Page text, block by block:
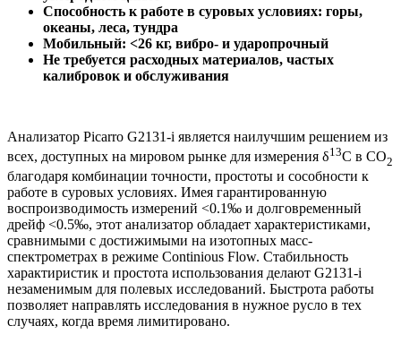
Способность к работе в суровых условиях: горы,
океаны, леса, тундра
Мобильный: <26 кг, вибро- и ударопрочный
Не требуется расходных материалов, частых
калибровок и обслуживания
Анализатор Picarro G2131-i является наилучшим решением из
всех, доступных на мировом рынке для измерения δ13С в СО2
благодаря комбинации точности, простоты и сособности к
работе в суровых условиях. Имея гарантированную
воспроизводимость измерений <0.1‰ и долговременный
дрейф <0.5‰, этот анализатор обладает характеристиками,
сравнимыми с достижимыми на изотопных масс-
спектрометрах в режиме Continious Flow. Стабильность
характиристик и простота использования делают G2131-i
незаменимым для полевых исследований. Быстрота работы
позволяет направлять исследования в нужное русло в тех
случаях, когда время лимитировано.